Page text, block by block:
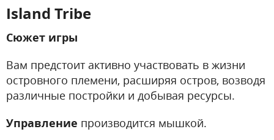
Island Tribe
Сюжет игры
Вам предстоит активно участвовать в жизни
островного племени, расширяя остров, возводя
различные постройки и добывая ресурсы.
Управление производится мышкой.